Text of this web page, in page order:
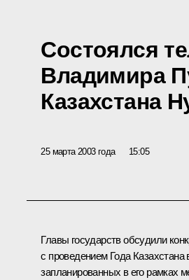
Состоялся
Владимира
Казахстана
25 марта 2003 года 15:05
Главы государств обсудили
с проведением Года Казахстана
запланированных в его рамках